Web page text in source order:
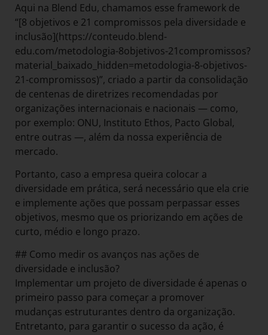
Aqui na Blend Edu, chamamos esse framework de
“[8 objetivos e 21 compromissos pela diversidade e
inclusão](https://conteudo.blend-
edu.com/metodologia-8objetivos-21compromissos?
material_baixado_hidden=metodologia-8-objetivos-
21-compromissos)”, criado a partir da consolidação
de centenas de diretrizes recomendadas por
organizações internacionais e nacionais — como,
por exemplo: ONU, Instituto Ethos, Pacto Global,
entre outras —, além da nossa experiência de
mercado.
Portanto, caso a empresa queira colocar a
diversidade em prática, será necessário que ela crie
e implemente ações que possam perpassar esses
objetivos, mesmo que os priorizando em ações de
curto, médio e longo prazo.
## Como medir os avanços nas ações de
diversidade e inclusão?
Implementar um projeto de diversidade é apenas o
primeiro passo para começar a promover
mudanças estruturantes dentro da organização.
Entretanto, para garantir o sucesso da ação, é